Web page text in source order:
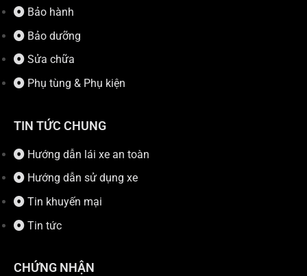
Bảo hành
Bảo dưỡng
Sửa chữa
Phụ tùng & Phụ kiện
TIN TỨC CHUNG
Hướng dẫn lái xe an toàn
Hướng dẫn sử dụng xe
Tin khuyến mại
Tin tức
CHỨNG NHẬN